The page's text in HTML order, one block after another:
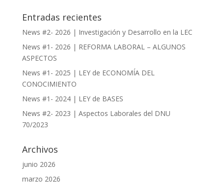
Entradas recientes
News #2- 2026 | Investigación y Desarrollo en la LEC
News #1- 2026 | REFORMA LABORAL – ALGUNOS
ASPECTOS
News #1- 2025 | LEY de ECONOMÍA DEL
CONOCIMIENTO
News #1- 2024 | LEY de BASES
News #2- 2023 | Aspectos Laborales del DNU
70/2023
Archivos
junio 2026
marzo 2026